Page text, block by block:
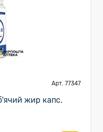
Арт. 77347
жир капс.